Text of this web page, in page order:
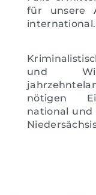
für unsere
international.
und
nötigen
national und